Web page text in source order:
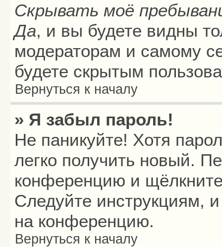
Скрывать моё
Да, и вы будете видны
модераторам и самому
будете скрытым
Вернуться к началу
» Я забыл пароль!
Не паникуйте! Хотя
легко получить новый.
конференцию и
Следуйте инструкциям,
на конференцию.
Вернуться к началу